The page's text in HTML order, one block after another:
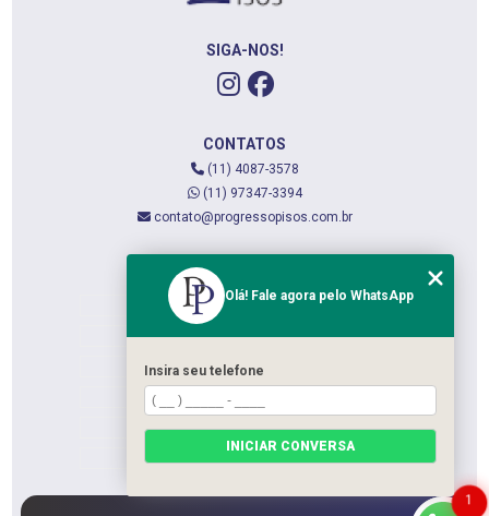
SIGA-NOS!
CONTATOS
(11) 4087-3578
(11) 97347-3394
contato@progressopisos.com.br
QUEM SOMOS
SERVIÇOS
CATEGORIAS
1
Olá! Fale agora pelo WhatsApp
Insira seu telefone
INICIAR CONVERSA